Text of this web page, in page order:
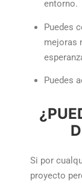
entorno.
Puedes
mejoras
Puedes
Si por
proyecto